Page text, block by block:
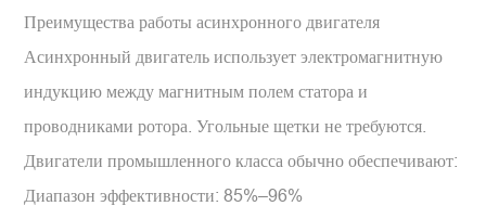
Преимущества работы асинхронного двигателя
Асинхронный двигатель использует электромагнитную
индукцию между магнитным полем статора и
проводниками ротора. Угольные щетки не требуются.
Двигатели промышленного класса обычно обеспечивают:
Диапазон эффективности: 85%–96%